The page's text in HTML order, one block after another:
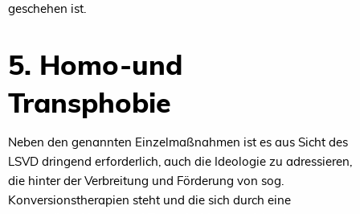
geschehen ist.
5. Homo-und
Transphobie
Neben den genannten Einzelmaßnahmen ist es aus Sicht des
LSVD dringend erforderlich, auch die Ideologie zu adressieren,
die hinter der Verbreitung und Förderung von sog.
Konversionstherapien steht und die sich durch eine